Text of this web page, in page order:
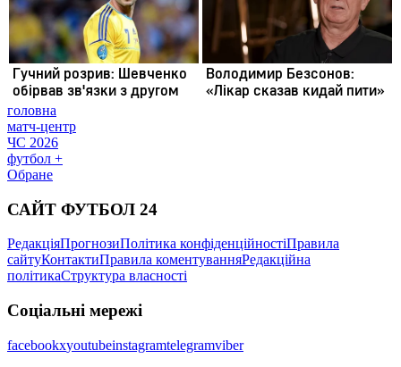
головна
матч-центр
ЧС 2026
футбол +
Обране
САЙТ ФУТБОЛ 24
РедакціяПрогнозиПолітика конфіденційностіПравила
сайтуКонтактиПравила коментуванняРедакційна
політикаСтруктура власності
Соціальні мережі
facebookxyoutubeinstagramtelegramviber